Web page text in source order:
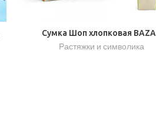
Сумка Шоп хлопковая
Растяжки и символика